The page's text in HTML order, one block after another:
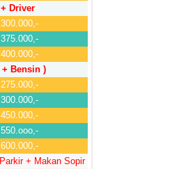
Driver
Bensin )
+ Makan Sopir